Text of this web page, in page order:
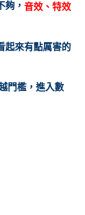
夠， 音效、特效
起來有點厲害的
門檻，進入數